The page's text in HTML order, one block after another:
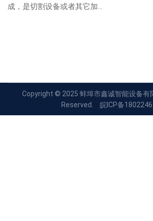
成，是切割设备或者其它加工
Copyright © 2025 蚌埠市鑫诚智能设备有
Reserved.
皖ICP备